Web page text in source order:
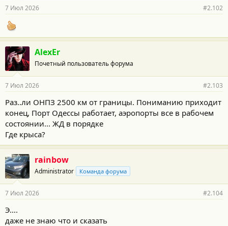
н
т
и
:
7 Июл 2026 #2.102
AlexEr
Почетный пользователь форума
7 Июл 2026 #2.103
Раз..ли ОНПЗ 2500 км от границы. Пониманию приходит
конец, Порт Одессы работает, аэропорты все в рабочем
состоянии... ЖД в порядке
Где крыса?
rainbow
Administrator Команда форума
7 Июл 2026 #2.104
Э….
даже не знаю что и сказать